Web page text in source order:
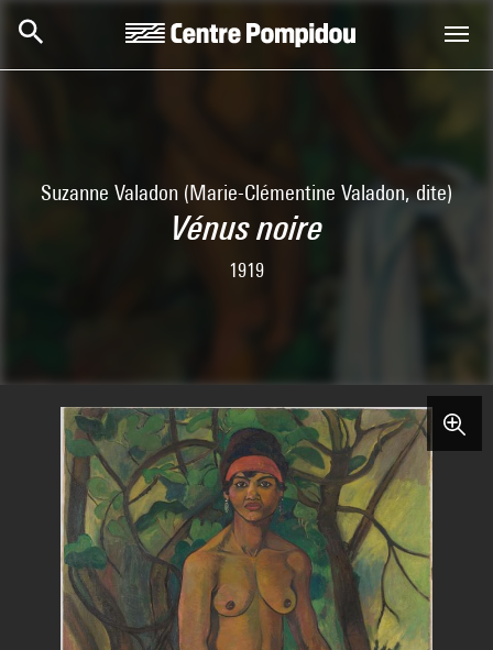
Suzanne Valadon (Marie-Clémentine Valadon, dite)
Vénus noire
1919